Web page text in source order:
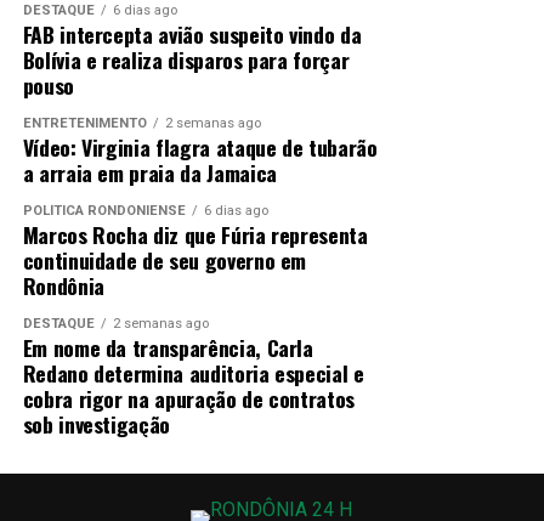
Ao dar entrada no Hospital Regional de Guajará-
Mirim com um ferimento por arma de fogo no peito,
o suspeito solicitou às autoridades não ser
encaminhado a uma cela com membros do Comando
Vermelho.Ele alegou pertencer ao
as rivalidades e a divisão de territórios dentro do sistema
prisional e nas rotas de tráfico.
A região fronteiriça possuimais de 1.300 quilômetros
de extensão,marcada por rios e vastos vazios
demográficos que dificultam a fiscalização permanente.
Essa geografia favorece a criação de rotas
clandestinas para o envio de veículos roubados e a
entrada de cocaína no território brasileiro.
Estratégias e combate ao crime organizado
Para conter o avanço do tráfico e a ação dos olheiros, as
forças de segurança de Rondônia buscam intensificar o
DESTAQUE 6 dias ago
FAB intercepta avião suspeito vindo da
Bolívia e realiza disparos para forçar
pouso
ENTRETENIMENTO 2 semanas ago
Vídeo: Virginia flagra ataque de tubarão
a arraia em praia da Jamaica
POLÍTICA RONDONIENSE 6 dias ago
Marcos Rocha diz que Fúria representa
continuidade de seu governo em
Rondônia
DESTAQUE 2 semanas ago
Em nome da transparência, Carla
Redano determina auditoria especial e
cobra rigor na apuração de contratos
sob investigação